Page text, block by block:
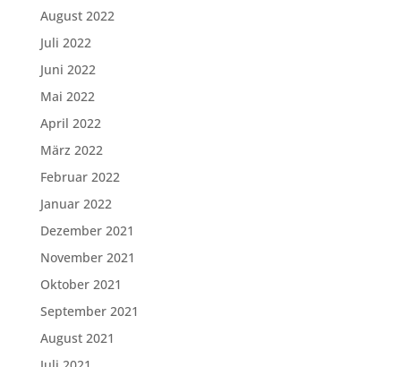
August 2022
Juli 2022
Juni 2022
Mai 2022
April 2022
März 2022
Februar 2022
Januar 2022
Dezember 2021
November 2021
Oktober 2021
September 2021
August 2021